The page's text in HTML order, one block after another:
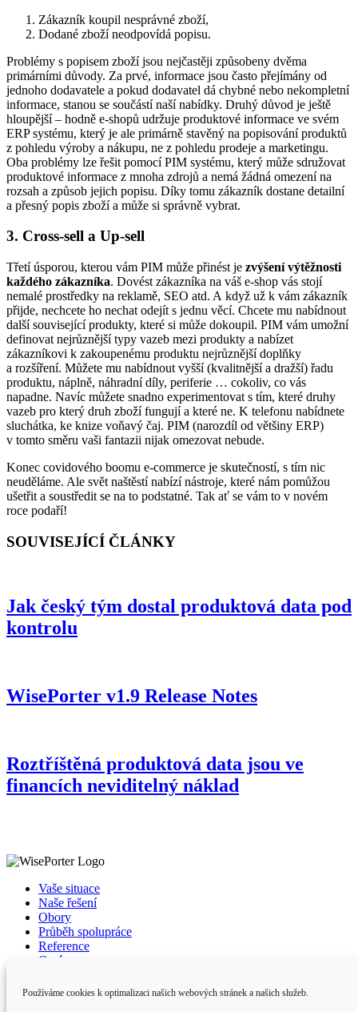
Používáme cookies k optimalizaci našich webových stránek a našich služeb.
Zákazník koupil nesprávné zboží,
Dodané zboží neodpovídá popisu.
Problémy s popisem zboží jsou nejčastěji způsobeny dvěma
primárními důvody. Za prvé, informace jsou často přejímány od
jednoho dodavatele a pokud dodavatel dá chybné nebo nekompletní
informace, stanou se součástí naší nabídky. Druhý důvod je ještě
hloupější – hodně e-shopů udržuje produktové informace ve svém
ERP systému, který je ale primárně stavěný na popisování produktů
z pohledu výroby a nákupu, ne z pohledu prodeje a marketingu.
Oba problémy lze řešit pomocí PIM systému, který může sdružovat
produktové informace z mnoha zdrojů a nemá žádná omezení na
rozsah a způsob jejich popisu. Díky tomu zákazník dostane detailní
a přesný popis zboží a může si správně vybrat.
3. Cross-sell a Up-sell
Třetí úsporou, kterou vám PIM může přinést je zvýšení výtěžnosti
každého zákazníka. Dovést zákazníka na váš e-shop vás stojí
nemalé prostředky na reklamě, SEO atd. A když už k vám zákazník
přijde, nechcete ho nechat odejít s jednu věcí. Chcete mu nabídnout
další související produkty, které si může dokoupil. PIM vám umožní
definovat nejrůznější typy vazeb mezi produkty a nabízet
zákazníkovi k zakoupenému produktu nejrůznější doplňky
a rozšíření. Můžete mu nabídnout vyšší (kvalitnější a dražší) řadu
produktu, náplně, náhradní díly, periferie … cokoliv, co vás
napadne. Navíc můžete snadno experimentovat s tím, které druhy
vazeb pro který druh zboží fungují a které ne. K telefonu nabídnete
sluchátka, ke knize voňavý čaj. PIM (narozdíl od většiny ERP)
v tomto směru vaši fantazii nijak omezovat nebude.
Konec covidového boomu e-commerce je skutečností, s tím nic
neuděláme. Ale svět naštěstí nabízí nástroje, které nám pomůžou
ušetřit a soustředit se na to podstatné. Tak ať se vám to v novém
roce podaří!
SOUVISEJÍCÍ ČLÁNKY
Jak český tým dostal produktová data pod
kontrolu
WisePorter v1.9 Release Notes
Roztříštěná produktová data jsou ve
financích neviditelný náklad
Vaše situace
Naše řešení
Obory
Průběh spolupráce
Reference
O nás
hello@wiseporter.com Infolinka